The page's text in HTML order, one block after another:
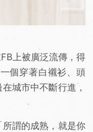
上被廣泛流傳，得
個穿著白襯衫、頭
城市中不斷行進，
謂的成熟，就是你